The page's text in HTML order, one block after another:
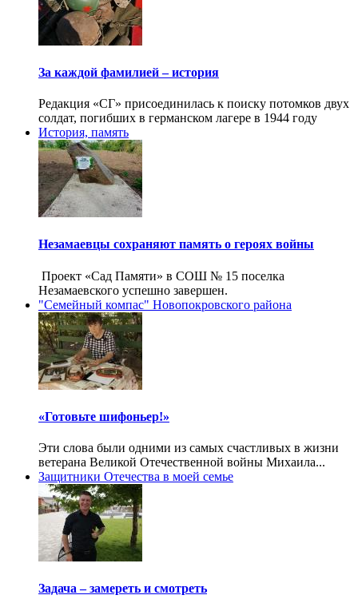
За каждой фамилией – история
Редакция «СГ» присоединилась к поиску потомков двух
солдат, погибших в германском лагере в 1944 году
История, память
Незамаевцы сохраняют память о героях войны
Проект «Сад Памяти» в СОШ № 15 поселка
Незамаевского успешно завершен.
"Семейный компас" Новопокровского района
«Готовьте шифоньер!»
Эти слова были одними из самых счастливых в жизни
ветерана Великой Отечественной войны Михаила...
Защитники Отечества в моей семье
Задача – замереть и смотреть